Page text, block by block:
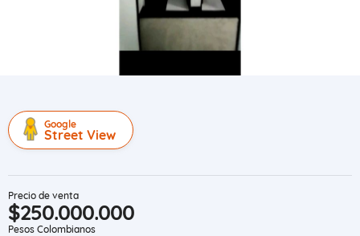
Google
Street View
Precio de venta
$250.000.000
Pesos Colombianos